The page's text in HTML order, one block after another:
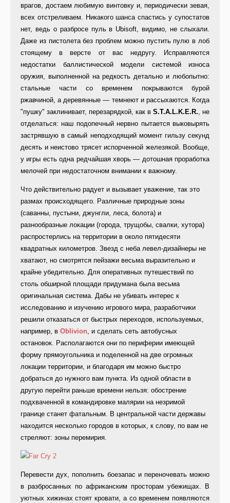
врагов, достаем любимую винтовку и, периодически зевая,
всех отстреливаем. Никакого шанса спастись у супостатов
нет, ведь о разбросе пуль в Ubisoft, видимо, не слыхали.
Даже из пистолета без проблем можно пустить пулю в лоб
стоящему в версте от вас недругу. Исправляются
недостатки баллистической модели системой износа
оружия, выполненной на редкость детально и любопытно:
стальные части со временем покрываются бурой
ржавчиной, а деревянные — темнеют и рассыхаются. Когда
"пушку" заклинивает, перезарядкой, как в S.T.A.L.K.E.R., не
отделаться: наш подопечный нервно пытается выковырять
застрявшую в самый неподходящий момент гильзу секунд
десять и неистово трясет испорченной железякой. Вообще,
у игры есть одна редчайшая хворь — дотошная проработка
мелочей при недостаточном внимании к важному.
Что действительно радует и вызывает уважение, так это
размах происходящего. Различные природные зоны
(саванны, пустыни, джунгли, леса, болота) и
разнообразные локации (города, трущобы, свалки, хутора)
распростерлись на территории в около пятидесяти
квадратных километров. Звезд с неба левел-дизайнеры не
хватают, но смотрятся пейзажи весьма выразительно и
крайне убедительно. Для оперативных путешествий по
столь обширной площади придумана была весьма
оригинальная система. Дабы не убивать интерес к
исследованию и изучению игрового мира, разработчики
решили отказаться от быстрых переходов, используемых,
например, в Oblivion, и сделать сеть автобусных
остановок. Располагаются они по периферии имеющей
форму прямоугольника и поделенной на две огромных
локации территории, и благодаря им можно быстро
добраться до нужного вам пункта. Из одной области в
другую перейти раньше времени нельзя: обострение
подхваченной в командировке малярии на незримой
границе станет фатальным. В центральной части державы
находится несколько городов в которых, к слову, по вам не
стреляют: зоны перемирия.
Перевести дух, пополнить боезапас и переночевать можно
в разбросанных по африканским просторам убежищах. В
уютных хижинах стоят кровати, а со временем появляются